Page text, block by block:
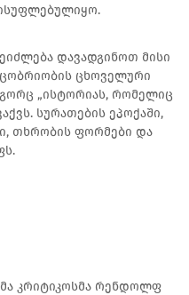
დავადგინოთ მისი
ცხოველური
„ისტორიას, რომელიც
სურათების ეპოქაში,
თხრობის ფორმები და
კრიტიკოსმა რენდოლფ